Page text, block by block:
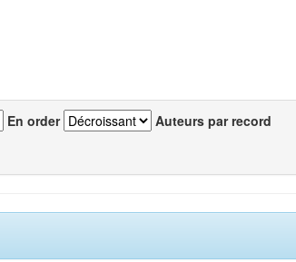
En order Auteurs par record